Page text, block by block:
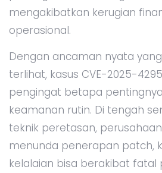
mengakibatkan kerugian
operasional.
Dengan ancaman nyata
terlihat, kasus CVE-2025-
pengingat betapa
keamanan rutin. Di tengah
teknik peretasan,
menunda penerapan patch,
kelalaian bisa berakibat fatal